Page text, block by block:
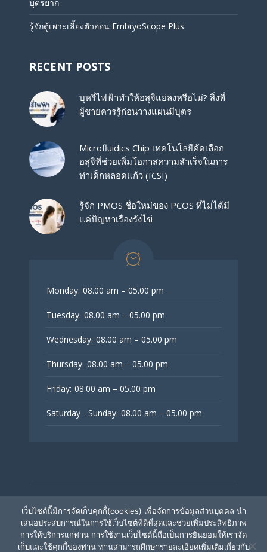
บุตรยาก
รู้จักตู้เพาะเลี้ยงตัวอ่อน EmbryoScope Plus
RECENT POSTS
บุหรี่ไฟฟ้าทำให้อสุจิแย่ลงหรือไม่? สิ่งที่
ผู้ชายควรรู้ก่อนวางแผนมีบุตร
Microfluidics Chip เทคโนโลยีคัดเลือก
อสุจิที่ช่วยเพิ่มโอกาสความสำเร็จในการ
ทำเด็กหลอดแก้ว (ICSI)
รู้จัก PMOS ชื่อใหม่ของ PCOS ที่ไม่ได้มี
แค่ปัญหาเรื่องรังไข่
Monday: 08.00 am – 05.00 pm
Tuesday: 08.00 am – 05.00 pm
Wednesday: 08.00 am – 05.00 pm
Thursday: 08.00 am – 05.00 pm
Friday: 08.00 am – 05.00 pm
Saturday - Sunday: 08.00 am – 05.00 pm
© V Fertility Thailand
ติดตามเรา
เว็บไซต์นี้มีการจัดเก็บคุกกี้(cookies) เพื่อจัดการข้อมูลส่วนบุคคล นำ
เสนอประสบการณ์ในการใช้เว็บไซต์ที่ดีที่สุดและช่วยเพิ่มประสิทธิภาพ
การให้บริการแก่ท่าน การใช้งานเว็บไซต์นี้ถือเป็นการยินยอมให้เราจัด
เก็บและใช้คุกกี้ของท่าน ท่านสามารถศึกษารายละเอียดเพิ่มเติมเกี่ยวกับ